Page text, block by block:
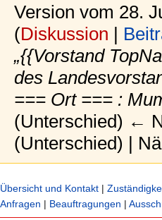
Version vom 28.
(Diskussion |
„{{Vorstand
des
=== Ort === :
(Unterschied) ←
(Unterschied) |
Übersicht und Kontakt |
Anfragen | Beauftragungen |